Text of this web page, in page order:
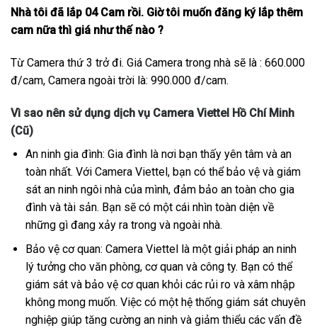
Nhà tôi đã lắp 04 Cam rồi. Giờ tôi muốn đăng ký lắp thêm
cam nữa thì giá như thế nào ?
Từ Camera thứ 3 trở đi. Giá Camera trong nhà sẽ là : 660.000
đ/cam, Camera ngoài trời là: 990.000 đ/cam.
Vì sao nên sử dụng dịch vụ Camera Viettel Hồ Chí Minh
(Cũ)
An ninh gia đình: Gia đình là nơi bạn thấy yên tâm và an
toàn nhất. Với Camera Viettel, bạn có thể bảo vệ và giám
sát an ninh ngôi nhà của mình, đảm bảo an toàn cho gia
đình và tài sản. Bạn sẽ có một cái nhìn toàn diện về
những gì đang xảy ra trong và ngoài nhà.
Bảo vệ cơ quan: Camera Viettel là một giải pháp an ninh
lý tưởng cho văn phòng, cơ quan và công ty. Bạn có thể
giám sát và bảo vệ cơ quan khỏi các rủi ro và xâm nhập
không mong muốn. Việc có một hệ thống giám sát chuyên
nghiệp giúp tăng cường an ninh và giảm thiểu các vấn đề